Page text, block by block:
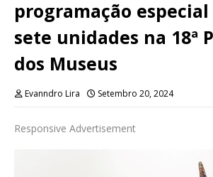
programação especial
sete unidades na 18ª
dos Museus
Evanndro Lira Setembro 20, 2024
Responsive Advertisement